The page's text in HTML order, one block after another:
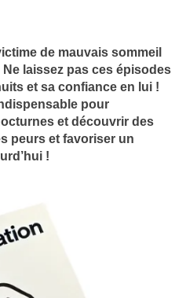
de mauvais sommeil
laissez pas ces épisodes
et sa confiance en lui !
pour
et découvrir des
peurs et favoriser un
!